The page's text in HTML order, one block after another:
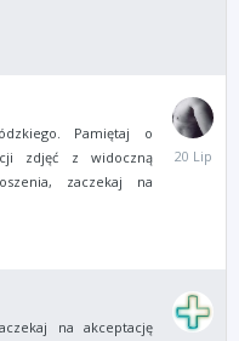
Pamiętaj o
zdjęć z widoczną
zaczekaj na
20
Lipca
na akceptację